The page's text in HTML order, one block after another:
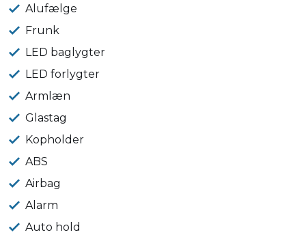
Alufælge
Frunk
LED baglygter
LED forlygter
Armlæn
Glastag
Kopholder
ABS
Airbag
Alarm
Auto hold